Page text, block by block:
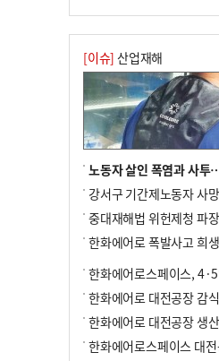
10 르노 못 타는 부산시장
힌 지역기업 응원
[이슈] 산업재해
한화에어로 대전공장 감식